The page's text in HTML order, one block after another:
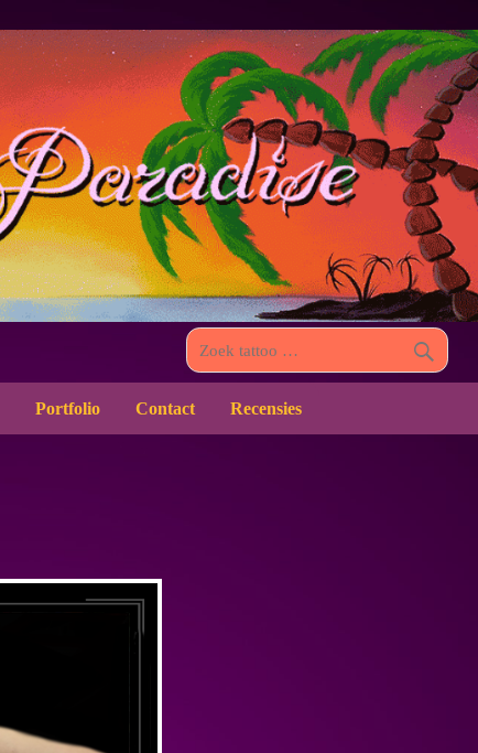
Portfolio Contact Recensies